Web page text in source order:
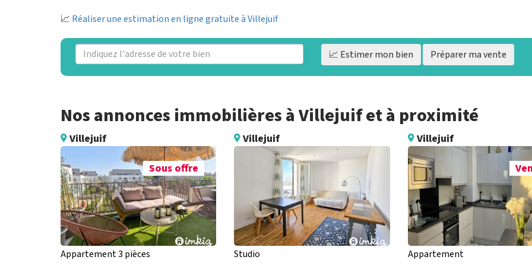
📈 Réaliser une estimation en ligne gratuite à Villejuif
📈 Estimermon bien Préparer ma vente
Nos annonces immobilières à Villejuif et à proximité
Villejuif
Sous offre
Appartement 3 pièces
Villejuif
Studio
Villejuif
Appartement